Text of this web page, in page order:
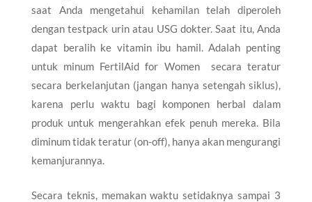
saat Anda mengetahui kehamilan telah diperoleh
dengan testpack urin atau USG dokter. Saat itu, Anda
dapat beralih ke vitamin ibu hamil. Adalah penting
untuk minum FertilAid for Women secara teratur
secara berkelanjutan (jangan hanya setengah siklus),
karena perlu waktu bagi komponen herbal dalam
produk untuk mengerahkan efek penuh mereka. Bila
diminum tidak teratur (on-off), hanya akan mengurangi
kemanjurannya.
Secara teknis, memakan waktu setidaknya sampai 3